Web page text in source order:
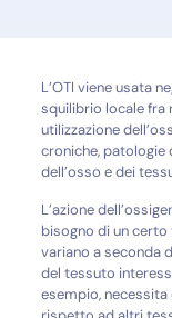
L’OTI viene usata
squilibrio locale fra
utilizzazione
croniche, patologie
dell’osso e dei
L’azione
bisogno di un
variano a seconda
del tessuto
esempio,